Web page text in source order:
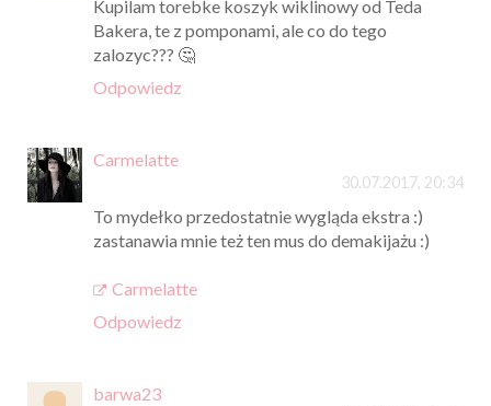
Kupilam torebke koszyk wiklinowy od Teda
Bakera, te z pomponami, ale co do tego
zalozyc??? 🤔
Odpowiedz
Carmelatte
30.07.2017, 20:34
To mydełko przedostatnie wygląda ekstra :)
zastanawia mnie też ten mus do demakijażu :)
Carmelatte
Odpowiedz
barwa23